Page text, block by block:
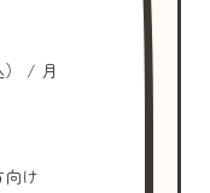
） / 月
け